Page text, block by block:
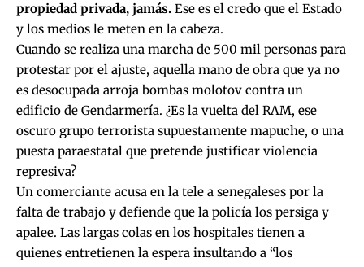
propiedad privada, jamás. Ese es el credo que el Estado
y los medios le meten en la cabeza.
Cuando se realiza una marcha de 500 mil personas para
protestar por el ajuste, aquella mano de obra que ya no
es desocupada arroja bombas molotov contra un
edificio de Gendarmería. ¿Es la vuelta del RAM, ese
oscuro grupo terrorista supuestamente mapuche, o una
puesta paraestatal que pretende justificar violencia
represiva?
Un comerciante acusa en la tele a senegaleses por la
falta de trabajo y defiende que la policía los persiga y
apalee. Las largas colas en los hospitales tienen a
quienes entretienen la espera insultando a “los